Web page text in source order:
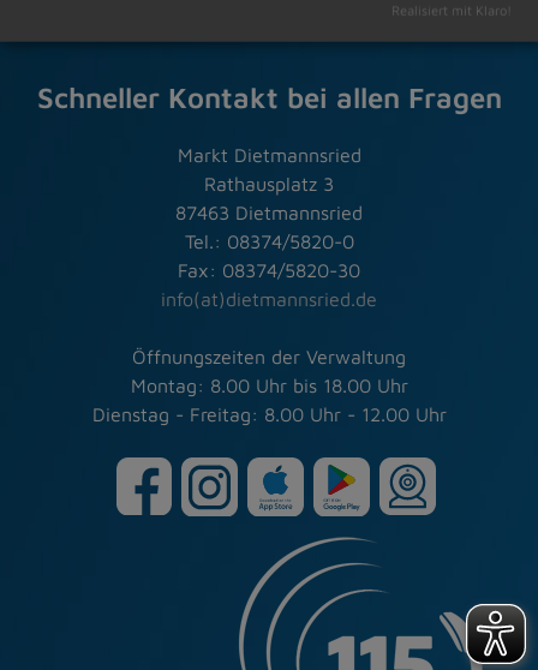
Schneller Kontakt bei allen Fragen
Markt Dietmannsried
Rathausplatz 3
87463 Dietmannsried
Tel.: 08374/5820-0
Fax: 08374/5820-30
info(at)dietmannsried.de
Öffnungszeiten der Verwaltung
Montag: 8.00 Uhr bis 18.00 Uhr
Dienstag - Freitag: 8.00 Uhr - 12.00 Uhr
Realisiert mit Klaro!